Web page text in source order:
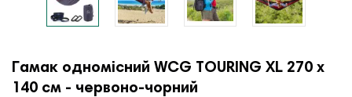
Гамак одномісний WCG TOURING XL 270 х
140 см - червоно-чорний